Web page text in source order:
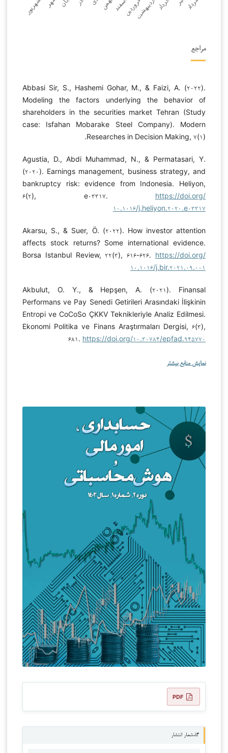
مراجع
Abbasi Sir, S., Hashemi Gohar, M., & Faizi, A. (۲۰۲۲).
Modeling the factors underlying the behavior of
shareholders in the securities market Tehran (Study
case: Isfahan Mobarake Steel Company). Modern
Researches in Decision Making, ۷(۱).
Agustia, D., Abdi Muhammad, N., & Permatasari, Y.
(۲۰۲۰). Earnings management, business strategy, and
bankruptcy risk: evidence from Indonesia. Heliyon,
۶(۲), e۰۳۳۱۷. https://doi.org/
۱۰.۱۰۱۶/j.heliyon.۲۰۲۰.e۰۳۳۱۷
Akarsu, S., & Suer, Ö. (۲۰۲۲). How investor attention
affects stock returns? Some international evidence.
Borsa Istanbul Review, ۲۲(۳), ۶۱۶-۶۲۶. https://doi.org/
۱۰.۱۰۱۶/j.bir.۲۰۲۱.۰۹.۰۰۱
Akbulut, O. Y., & Hepşen, A. (۲۰۲۱). Finansal
Performans ve Pay Senedi Getirileri Arasındaki İlişkinin
Entropi ve CoCoSo ÇKKV Teknikleriyle Analiz Edilmesi.
Ekonomi Politika ve Finans Araştırmaları Dergisi, ۶(۳),
۶۸۱. https://doi.org/۱۰.۳۰۷۸۴/epfad.۹۴۵۷۷۰
نمایش منابع بیشتر
PDF
گاه‌شمار انتشار